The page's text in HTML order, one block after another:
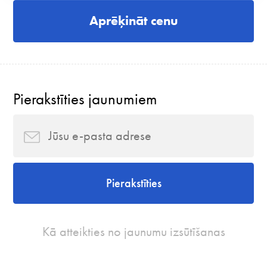
Aprēķināt cenu
Pierakstīties jaunumiem
Pierakstīties
Kā atteikties no jaunumu izsūtīšanas